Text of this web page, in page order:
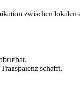
zwischen lokalen
schafft.